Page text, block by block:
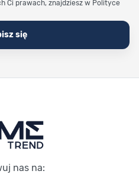
Ci prawach, znajdziesz w Polityce
się
nas na: